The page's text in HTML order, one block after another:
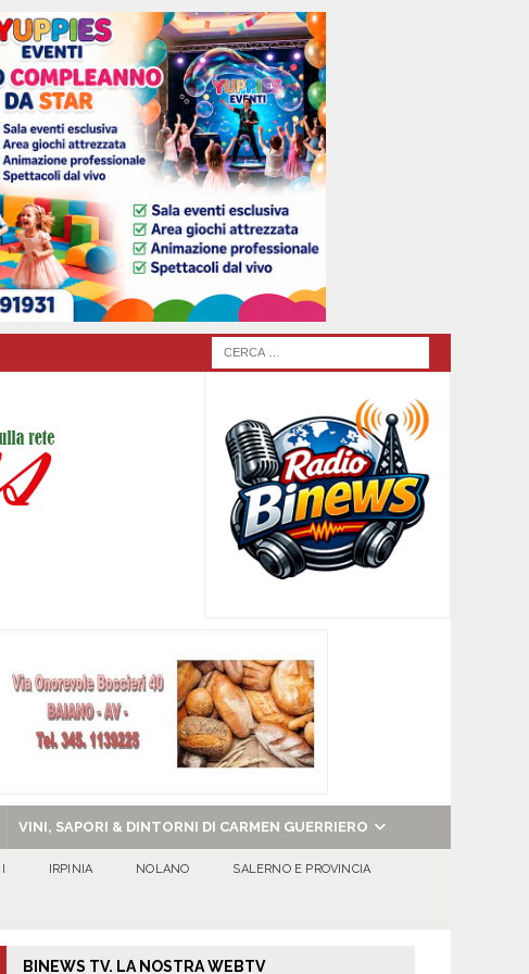
VINI, SAPORI & DINTORNI DI CARMEN GUERRIERO
IRPINIA NOLANO SALERNO E PROVINCIA
BINEWS TV. LA NOSTRA WEBTV